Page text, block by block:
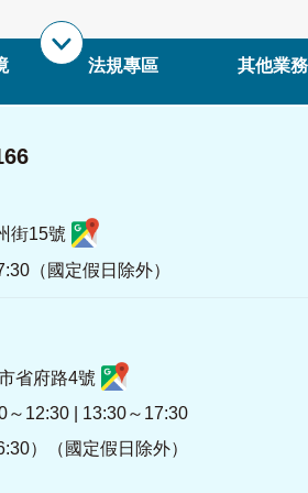
法規專區 其他業務
街15號
（國定假日除外）
省府路4號
12:30 | 13:30～17:30
）（國定假日除外）